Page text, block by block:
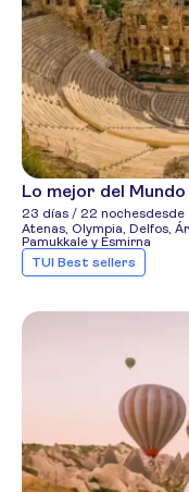
Lo mejor del
23 días / 22 nochesdesde
Atenas, Olympia, Delfos,
Pamukkale y Esmirna
TUI Best sellers